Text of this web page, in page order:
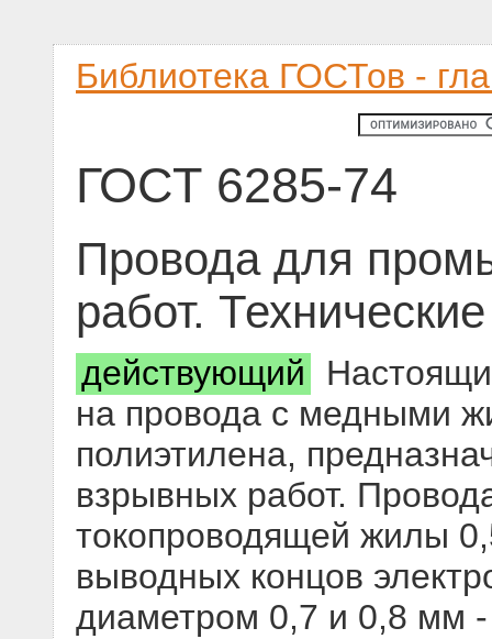
Библиотека ГОСТов -
ГОСТ 6285-74
Провода для
работ.
действующий
на провода с медными
полиэтилена,
взрывных работ.
токопроводящей жилы
выводных концов
диаметром 0,7 и 0,8 мм